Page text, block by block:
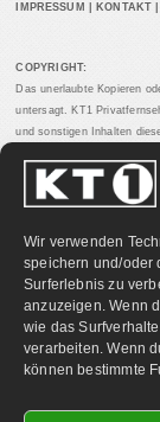
Wir verwenden
speichern und/oder
Surferlebnis zu
anzuzeigen. Wenn
wie das
verarbeiten. Wenn
können bestimmte
IMPRESSUM KONTAKT
COPYRIGHT:
Das unerlaubte Kopieren
untersagt. KT1
und sonstigen Inhalten
PARTNERLINKS: